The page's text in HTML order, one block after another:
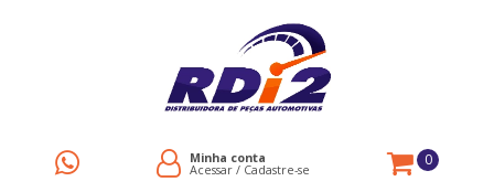
Minha conta
Acessar / Cadastre-se
0